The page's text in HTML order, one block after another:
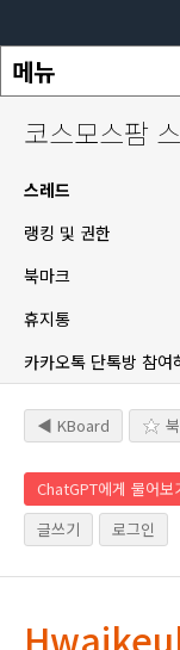
코스모스팜
스레드
랭킹 및 권한
북마크
휴지통
카카오톡 단톡방 참여
◀ KBoard
ChatGPT에게 물어보
글쓰기
로그인